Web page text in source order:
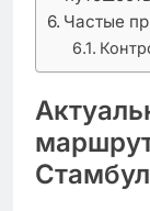
Частые